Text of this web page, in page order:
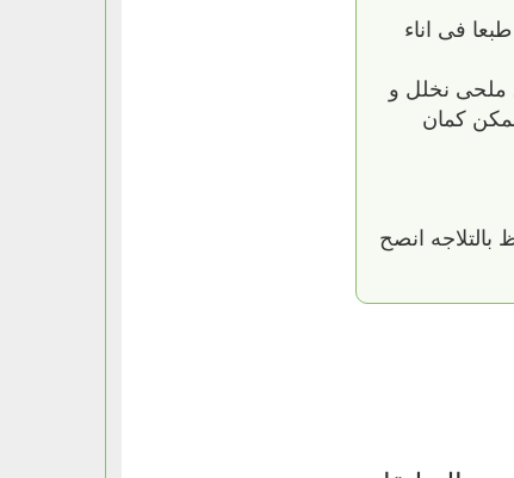
فى اناء
ملحى نخلل و
كمان
انصح